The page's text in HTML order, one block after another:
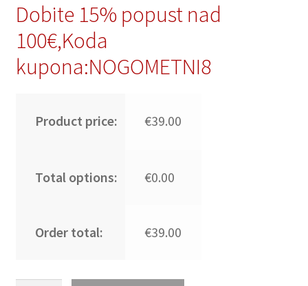
Dobite 15% popust nad
100€,Koda
kupona:NOGOMETNI8
Product price: €39.00
Total options: €0.00
Order total: €39.00